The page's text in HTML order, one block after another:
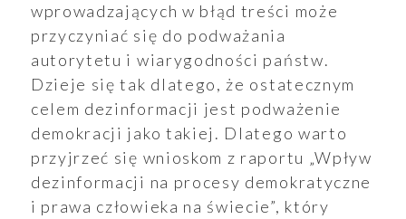
wprowadzających w błąd treści może
przyczyniać się do podważania
autorytetu i wiarygodności państw.
Dzieje się tak dlatego, że ostatecznym
celem dezinformacji jest podważenie
demokracji jako takiej. Dlatego warto
przyjrzeć się wnioskom z raportu „Wpływ
dezinformacji na procesy demokratyczne
i prawa człowieka na świecie”, który